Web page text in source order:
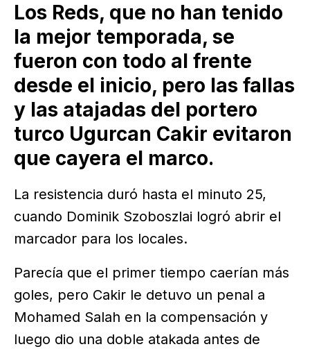
Los Reds, que no han tenido
la mejor temporada, se
fueron con todo al frente
desde el inicio, pero las fallas
y las atajadas del portero
turco Ugurcan Cakir evitaron
que cayera el marco.
La resistencia duró hasta el minuto 25,
cuando Dominik Szoboszlai logró abrir el
marcador para los locales.
Parecía que el primer tiempo caerían más
goles, pero Cakir le detuvo un penal a
Mohamed Salah en la compensación y
luego dio una doble atakada antes de